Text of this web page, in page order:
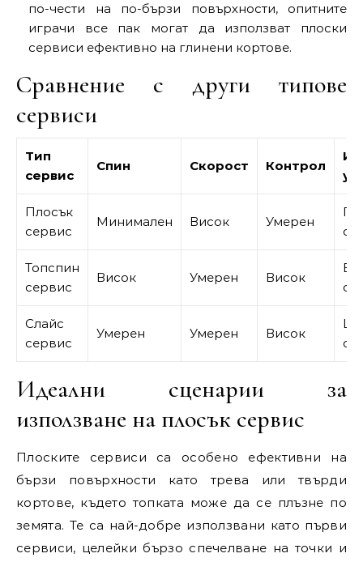
по-чести на по-бързи повърхности, опитните
играчи все пак могат да използват плоски
сервиси ефективно на глинени кортове.
Сравнение с други типове
сервиси
Тип
сервис
Спин Скорост Контрол
Плосък
сервис
Минимален Висок Умерен
Топспин
сервис
Висок Умерен Висок
Слайс
сервис
Умерен Умерен Висок
Идеални сценарии за
използване на плосък сервис
Плоските сервиси са особено ефективни на
бързи повърхности като трева или твърди
кортове, където топката може да се плъзне по
земята. Те са най-добре използвани като първи
сервиси, целейки бързо спечелване на точки и